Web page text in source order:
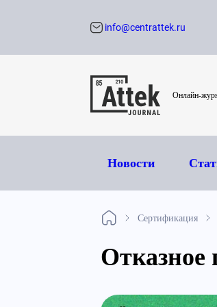
info@centrattek.ru
Онлайн-
Новости
Сертификация
Отказное